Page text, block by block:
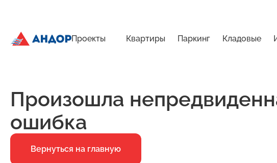
Проекты Квартиры Паркинг Кладовые
Произошла
ошибка
Вернуться на главную